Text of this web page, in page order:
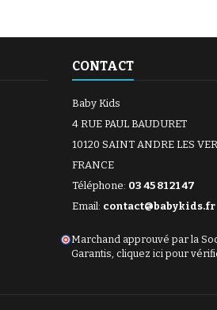
incluse (valve
CONTACT
Baby Kids
4 RUE PAUL BAUDURET
10120 SAINT ANDRE LES
FRANCE
Téléphone: 03 45 81 21 47
Email: contact@babykids.fr
Marchand approuvé par la
Garantis, cliquez ici pour